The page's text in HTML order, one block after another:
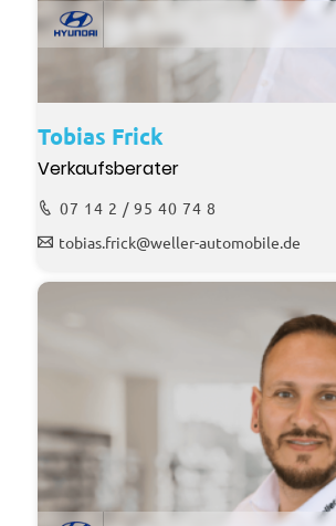
Tobias Frick
Verkaufsberater
07 14 2 / 95 40 74 8
tobias.frick@weller-automobile.de